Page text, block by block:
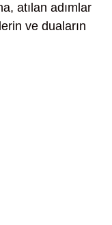
atılan adımlar
ve duaların